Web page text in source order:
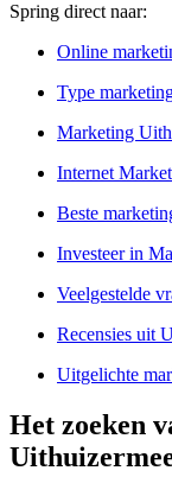
Spring direct naar:
Online
Type
Marketing
Internet
Beste
Investeer in
Veelgestelde
Recensies uit
Uitgelichte
Het zoeken